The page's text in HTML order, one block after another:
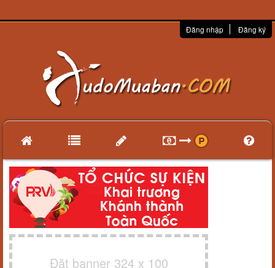
Đăng nhập Đăng ký
Đặt banner 324 x 100